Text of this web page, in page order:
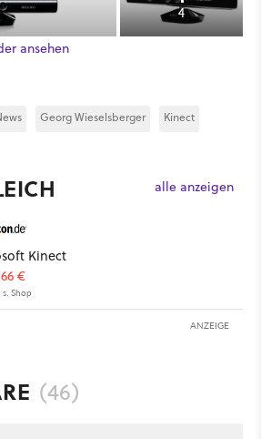
4
ansehen
Georg Wieselsberger Kinect
alle anzeigen
Kinect
€
Shop
ANZEIGE
(46)